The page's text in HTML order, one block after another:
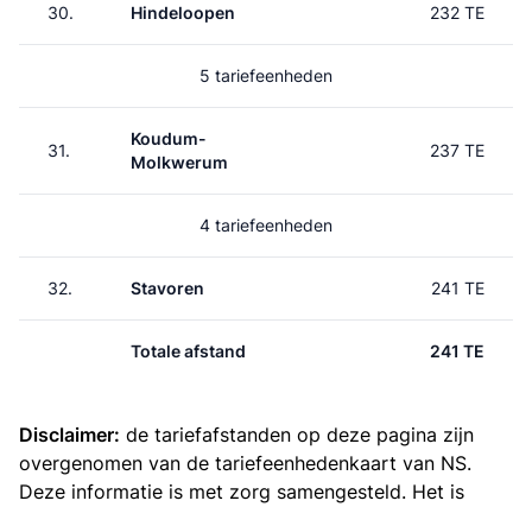
30. Hindeloopen 232 TE
5 tariefeenheden
31.
Koudum-
Molkwerum
237 TE
4 tariefeenheden
32. Stavoren 241 TE
Totale afstand 241 TE
Disclaimer: de tariefafstanden op deze pagina zijn
overgenomen van de tariefeenhedenkaart van NS.
Deze informatie is met zorg samengesteld. Het is